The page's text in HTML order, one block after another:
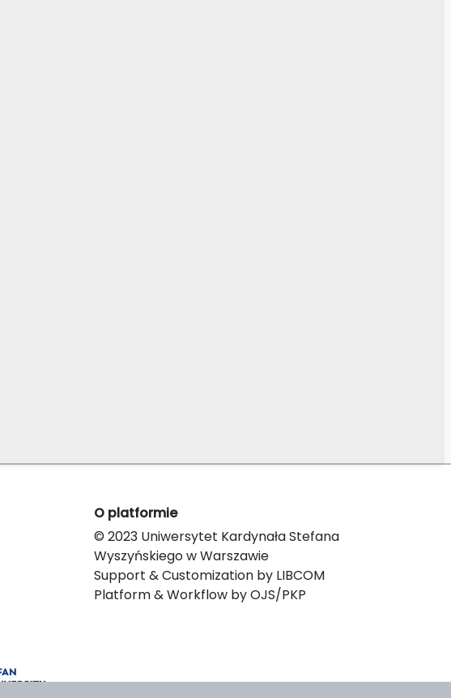
O platformie
© 2023 Uniwersytet Kardynała Stefana
Wyszyńskiego w Warszawie
Support & Customization by LIBCOM
Platform & Workflow by OJS/PKP